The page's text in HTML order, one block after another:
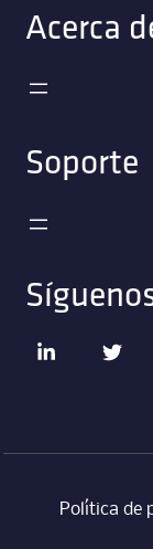
Acerca
Soporte
Política de